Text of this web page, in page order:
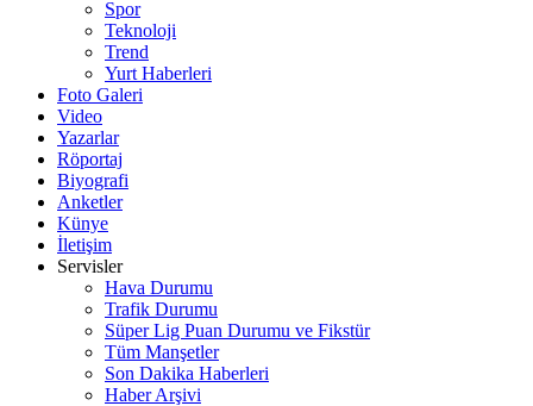
Spor
Teknoloji
Trend
Yurt Haberleri
Foto Galeri
Video
Yazarlar
Röportaj
Biyografi
Anketler
Künye
İletişim
Servisler
Hava Durumu
Trafik Durumu
Süper Lig Puan Durumu ve Fikstür
Tüm Manşetler
Son Dakika Haberleri
Haber Arşivi